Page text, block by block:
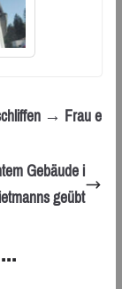
→ Frau e
Gebäude i
geübt